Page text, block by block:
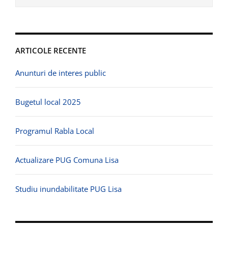
ARTICOLE RECENTE
Anunturi de interes public
Bugetul local 2025
Programul Rabla Local
Actualizare PUG Comuna Lisa
Studiu inundabilitate PUG Lisa